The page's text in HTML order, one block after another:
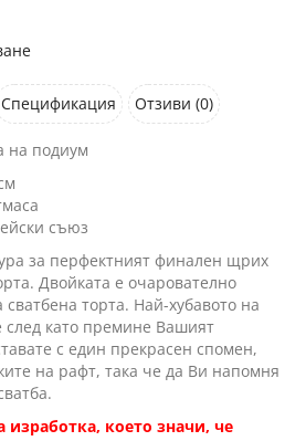
Спецификация Отзиви (0)
на подиум
съюз
за перфектният финален щрих
Двойката е очарователно
торта. Най-хубавото на
след като премине Вашият
с един прекрасен спомен,
на рафт, така че да Ви напомня
изработка, което значи, че